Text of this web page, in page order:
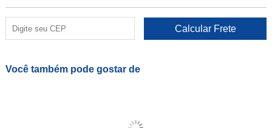
Você também pode gostar de